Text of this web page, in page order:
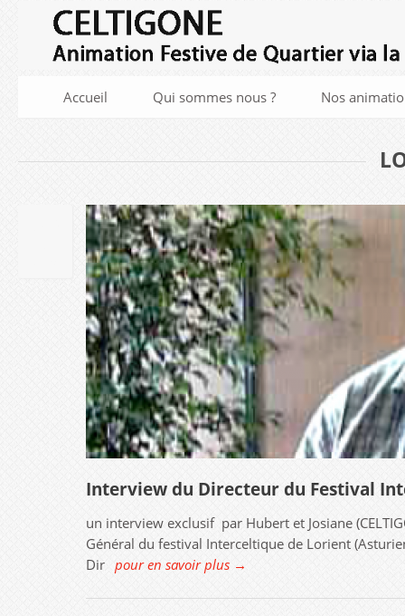
Accueil Qui sommes nous ? Nos
Interview du Directeur du Festival
un interview exclusif par Hubert et Josiane
Général du festival Interceltique de Lorient
Dir pour en savoir plus →